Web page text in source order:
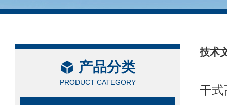
产品分类
PRODUCT CATEGORY
技术
/
干式